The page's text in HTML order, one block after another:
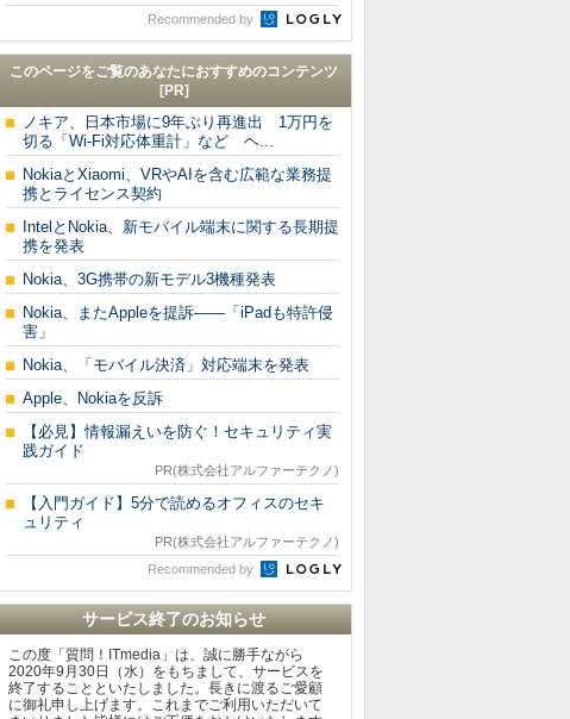
Recommended by
このページをご覧のあなたにおすすめのコンテンツ
[PR]
ノキア、日本市場に9年ぶり再進出 1万円を
切る「Wi-Fi対応体重計」など ヘ...
NokiaとXiaomi、VRやAIを含む広範な業務提
携とライセンス契約
IntelとNokia、新モバイル端末に関する長期提
携を発表
Nokia、3G携帯の新モデル3機種発表
Nokia、またAppleを提訴――「iPadも特許侵
害」
Nokia、「モバイル決済」対応端末を発表
Apple、Nokiaを反訴
【必見】情報漏えいを防ぐ！セキュリティ実
践ガイド
PR(株式会社アルファーテクノ)
【入門ガイド】5分で読めるオフィスのセキ
ュリティ
PR(株式会社アルファーテクノ)
Recommended by
サービス終了のお知らせ
この度「質問！ITmedia」は、誠に勝手ながら
2020年9月30日（水）をもちまして、サービスを
終了することといたしました。長きに渡るご愛顧
に御礼申し上げます。これまでご利用いただいて